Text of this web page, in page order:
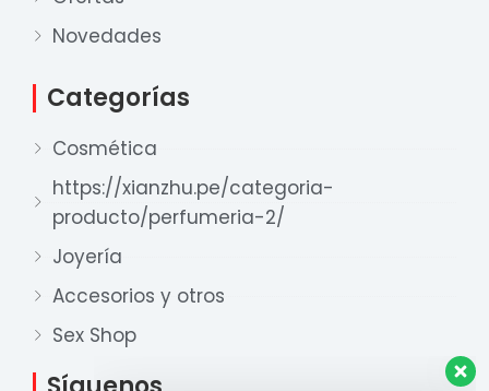
Novedades
Categorías
Cosmética
https://xianzhu.pe/categoria-
producto/perfumeria-2/
Joyería
Accesorios y otros
Sex Shop
Nuestro equipo de ventas está aquí
para responder a sus preguntas. ¡Lo
Ventas Provincia